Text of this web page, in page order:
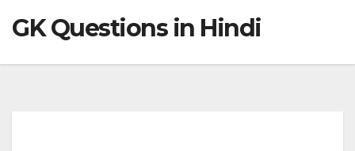
GK Questions in Hindi